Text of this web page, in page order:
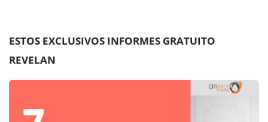
ESTOS EXCLUSIVOS INFORMES GRATUITO
REVELAN